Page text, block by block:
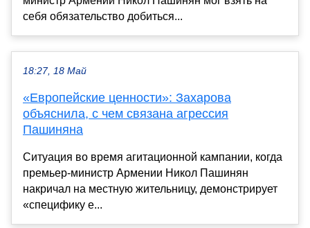
себя обязательство добиться...
18:27, 18 Май
«Европейские ценности»: Захарова
объяснила, с чем связана агрессия
Пашиняна
Ситуация во время агитационной кампании, когда
премьер-министр Армении Никол Пашинян
накричал на местную жительницу, демонстрирует
«специфику е...